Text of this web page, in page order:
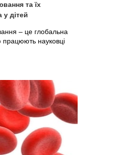
та їх
у дітей
– це глобальна
науковці